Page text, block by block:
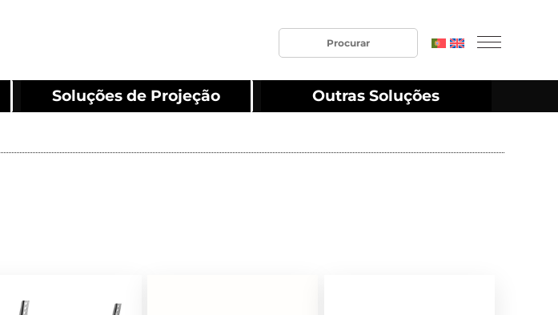
Soluções de Projeção Outras Soluções